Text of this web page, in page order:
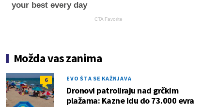
your best every day
CTA Favorite
Možda vas zanima
6 EVO ŠTA SE KAŽNJAVA
Dronovi patroliraju nad grčkim
plažama: Kazne idu do 73.000 evra